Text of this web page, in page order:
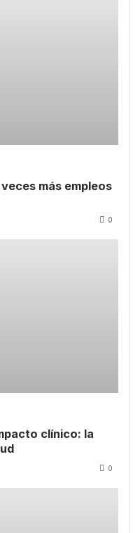
más empleos
0
clínico: la
0